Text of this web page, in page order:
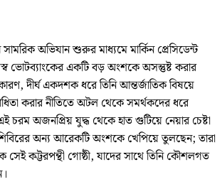
অভিযান শুরুর মাধ্যমে মার্কিন প্রেসিডেন্ট
ভোটব্যাংকের একটি বড় অংশকে অসন্তুষ্ট করার
দীর্ঘ একদশক ধরে তিনি আন্তর্জাতিক বিষয়ে
করার নীতিতে অটল থেকে সমর্থকদের ধরে
চরম অজনপ্রিয় যুদ্ধ থেকে হাত গুটিয়ে নেয়ার চেষ্টা
অন্য আরেকটি অংশকে খেপিয়ে তুলছেন; তারা
সেই কট্টরপন্থী গোষ্ঠী, যাদের সাথে তিনি কৌশলগত